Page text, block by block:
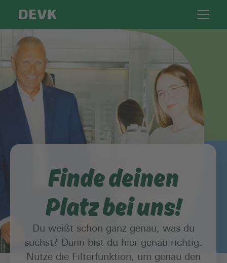
Finde deinen
Platz bei uns!
Du weißt schon ganz genau, was du
suchst? Dann bist du hier genau richtig.
Nutze die Filterfunktion, um genau den